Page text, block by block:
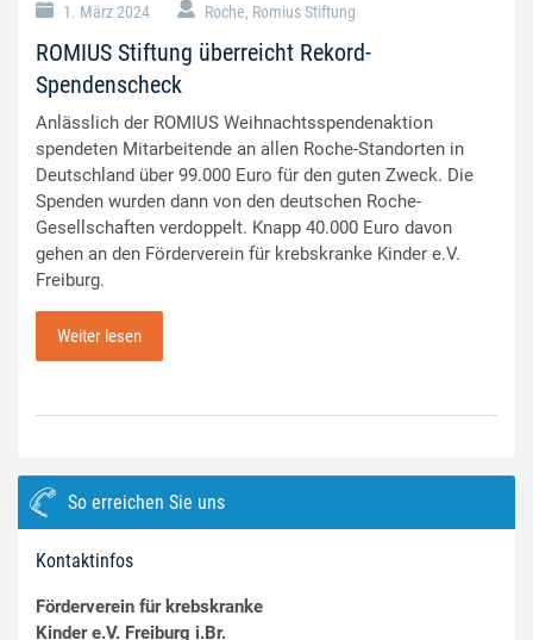
1. März 2024 Roche, Romius Stiftung
ROMIUS Stiftung überreicht Rekord-
Spendenscheck
Anlässlich der ROMIUS Weihnachtsspendenaktion
spendeten Mitarbeitende an allen Roche-Standorten in
Deutschland über 99.000 Euro für den guten Zweck. Die
Spenden wurden dann von den deutschen Roche-
Gesellschaften verdoppelt. Knapp 40.000 Euro davon
gehen an den Förderverein für krebskranke Kinder e.V.
Freiburg.
Weiter lesen
So erreichen Sie uns
Kontaktinfos
Förderverein für krebskranke
Kinder e.V. Freiburg i.Br.